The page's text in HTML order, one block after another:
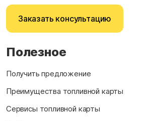
Заказать консультацию
Полезное
Получить предложение
Преимущества топливной карты
Сервисы топливной карты